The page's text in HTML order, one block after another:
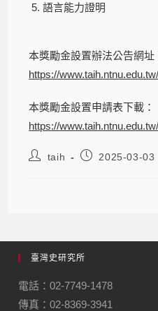
語言能力證明
本獎勵金設置辦法公告網址
https://
本獎勵金設置申請表下載：
https://
taih 2025-03-03
臺灣史研究所
電話：02-7749-1478
傳真：02-8369-3941